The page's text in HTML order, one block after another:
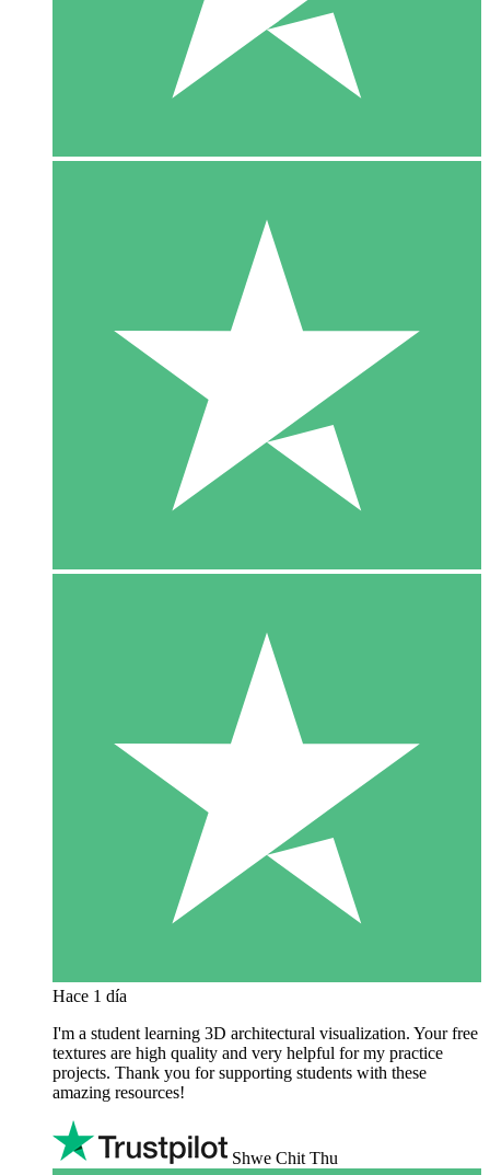
Hace 1 día
I'm a student learning 3D architectural visualization. Your free
textures are high quality and very helpful for my practice
projects. Thank you for supporting students with these
amazing resources!
Shwe Chit Thu